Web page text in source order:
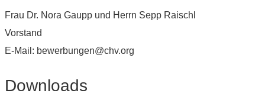
Frau Dr. Nora Gaupp und Herrn Sepp Raischl
Vorstand
E-Mail: bewerbungen@chv.org
Downloads